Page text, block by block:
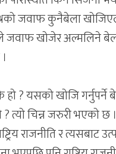
जवाफ कुनैबेला
जवाफ खोजेर अल्मलिने
हो ? यसको खोजि
त्यो चिन्न जरुरी भएको छ
राजनीति र त्यसबाट